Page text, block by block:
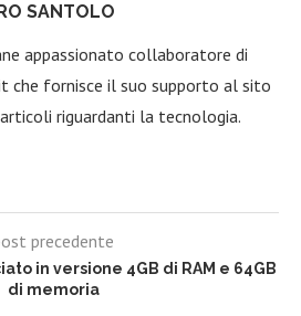
SANTOLO
appassionato collaboratore di
che fornisce il suo supporto al sito
riguardanti la tecnologia.
precedente
in versione 4GB di RAM e 64GB
di memoria